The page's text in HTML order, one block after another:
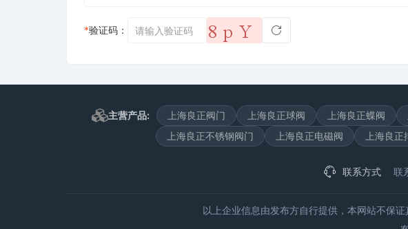
*验证码：
主营产品: 上海良正阀门 上海良正球阀 上海良正蝶阀
上海良正不锈钢阀门
上海良正电磁阀 上海良正
联系方式 联
以上企业信息由发布方自行提供，本网站不保